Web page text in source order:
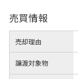
売買情報
売却理由
譲渡対象物